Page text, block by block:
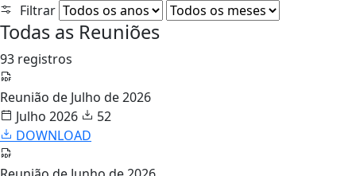
Filtrar
Todas as Reuniões
93 registros
Reunião de Julho de 2026
Julho 2026
52
DOWNLOAD